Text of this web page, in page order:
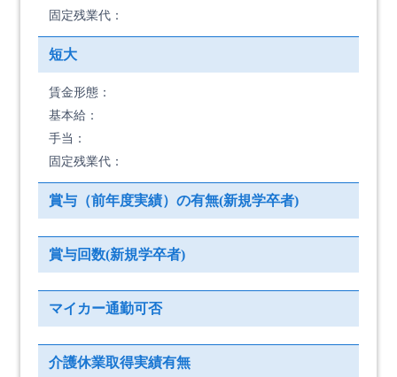
固定残業代：
短大
賃金形態：
基本給：
手当：
固定残業代：
賞与（前年度実績）の有無(新規学卒者)
賞与回数(新規学卒者)
マイカー通勤可否
介護休業取得実績有無